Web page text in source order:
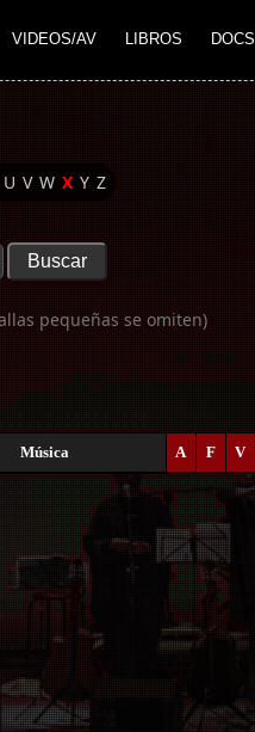
VIDEOS/AV LIBROS DOCS
U V W X Y Z
pequeñas se omiten)
Música A F V